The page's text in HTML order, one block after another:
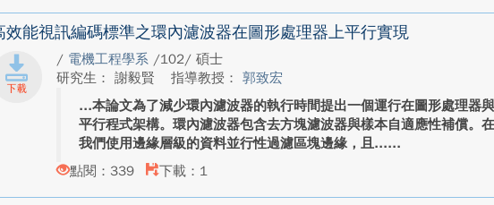
效能視訊編碼標準之環內濾波器在圖形處理器上平行實現
/ 電機工程學系 /102/ 碩士
研究生： 謝毅賢
指導教授：郭致宏
本論文為了減少環內濾波器的執行時間提出一個運行在圖形處理器
平行程式架構。環內濾波器包含去方塊濾波器與樣本自適應性補償。
我們使用邊緣層級的資料並行性過濾區塊邊緣，且...
點閱：339
下載：1